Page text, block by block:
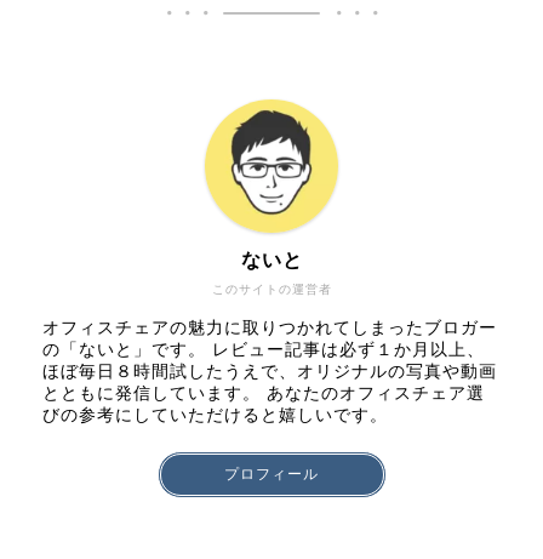
このサイトの運営者
ないと
オフィスチェアの魅力に取りつかれてしまったブロガー
の「ないと」です。 レビュー記事は必ず１か月以上、
ほぼ毎日８時間試したうえで、オリジナルの写真や動画
とともに発信しています。 あなたのオフィスチェア選
びの参考にしていただけると嬉しいです。
プロフィール